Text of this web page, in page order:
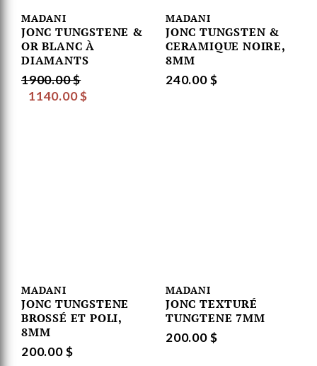
MADANI
JONC TUNGSTENE &
OR BLANC À
DIAMANTS
1900.00 $
1140.00 $
MADANI
JONC TUNGSTEN &
CERAMIQUE NOIRE,
8MM
240.00 $
MADANI
JONC TUNGSTENE
BROSSÉ ET POLI,
8MM
200.00 $
MADANI
JONC TEXTURÉ
TUNGTENE 7MM
200.00 $